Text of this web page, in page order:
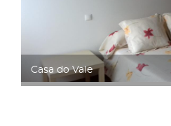
Casa do Vale